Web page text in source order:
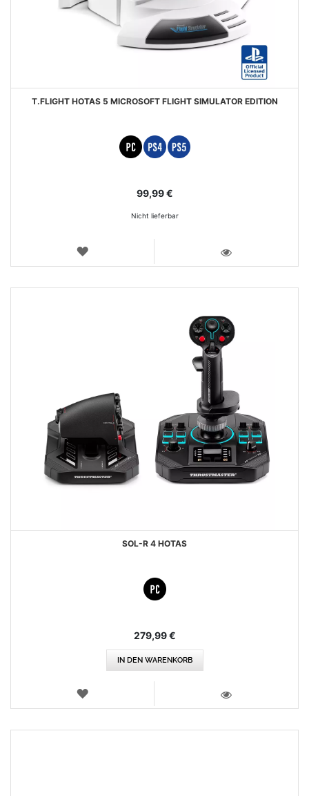
T.FLIGHT HOTAS 5 MICROSOFT FLIGHT SIMULATOR EDITION
99,99 €
Nicht lieferbar
WUNSCHLISTE
SOL-R 4 HOTAS
279,99 €
IN DEN WARENKORB
WUNSCHLISTE